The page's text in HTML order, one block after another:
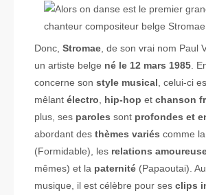
Donc, Stromae , de son vrai nom Paul
un artiste belge né le 12 mars 1985 .
concerne son style musical , celui-ci
mêlant électro hip-hop et chanson
plus, ses paroles sont profondes et
abordant des thèmes variés comme la
(Formidable), les relations
mêmes) et la paternité (Papaoutai).
musique, il est célèbre pour ses clips